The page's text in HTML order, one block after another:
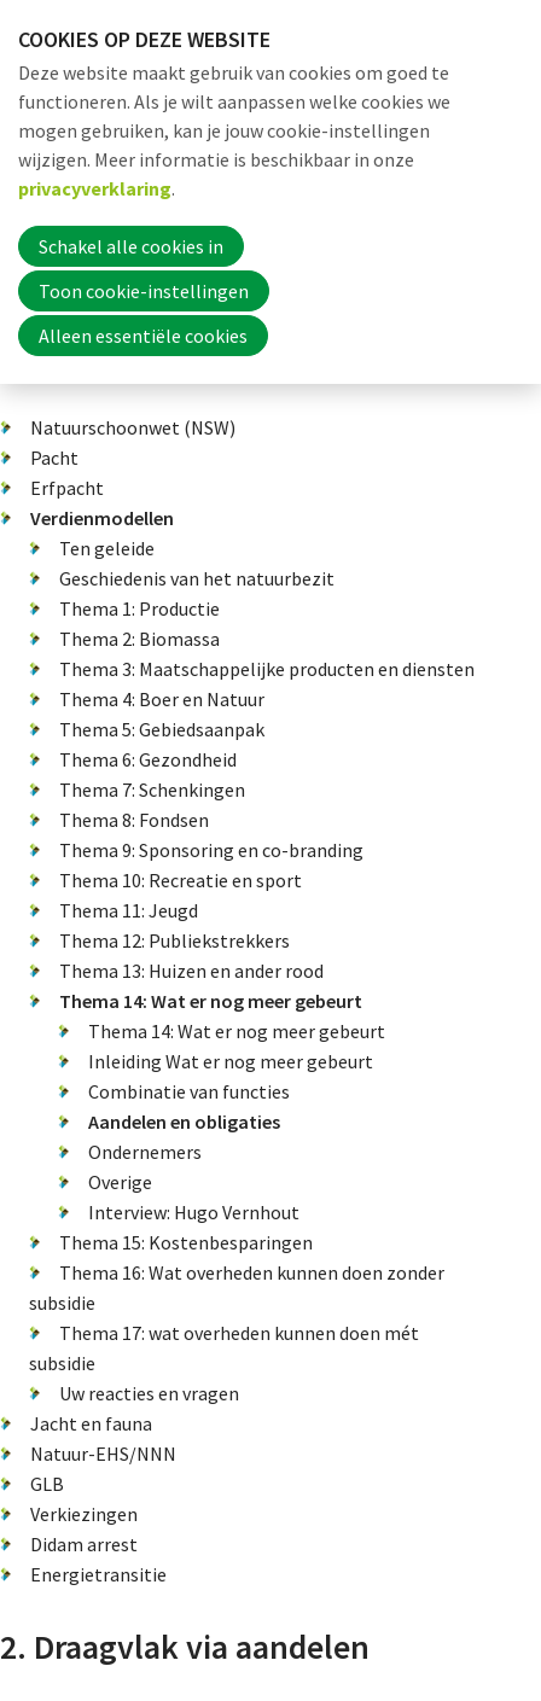
links
over
Jump
to
navigation
to
main
content
Dossiers Verdienmodellen Thema 14: Wat er nog meer
Aandelen en obligaties
Natuurschoonwet (NSW)
Pacht
Erfpacht
Verdienmodellen
Ten geleide
Geschiedenis van het natuurbezit
Thema 1: Productie
Thema 2: Biomassa
Thema 3: Maatschappelijke producten en diensten
Thema 4: Boer en Natuur
Thema 5: Gebiedsaanpak
Thema 6: Gezondheid
Thema 7: Schenkingen
Thema 8: Fondsen
Thema 9: Sponsoring en co-branding
Thema 10: Recreatie en sport
Thema 11: Jeugd
Thema 12: Publiekstrekkers
Thema 13: Huizen en ander rood
Thema 14: Wat er nog meer gebeurt
Thema 14: Wat er nog meer gebeurt
Inleiding Wat er nog meer gebeurt
Combinatie van functies
Aandelen en obligaties
Ondernemers
Overige
Interview: Hugo Vernhout
Thema 15: Kostenbesparingen
Thema 16: Wat overheden kunnen doen zonder
subsidie
Thema 17: wat overheden kunnen doen mét
subsidie
Uw reacties en vragen
Jacht en fauna
Natuur-EHS/NNN
GLB
Verkiezingen
Didam arrest
Energietransitie
2. Draagvlak via aandelen
Word nu lid
Dossiers
Erfpacht
Verdienmodellen
Jacht en fauna
Energietransitie
COOKIES OP DEZE WEBSITE
Deze website maakt gebruik van cookies om goed te
functioneren. Als je wilt aanpassen welke cookies we
mogen gebruiken, kan je jouw cookie-instellingen
wijzigen. Meer informatie is beschikbaar in onze
privacyverklaring.
Schakel alle cookies in
Toon cookie-instellingen
Alleen essentiële cookies